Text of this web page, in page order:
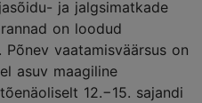
ja jalgsimatkade
on loodud
vaatamisväärsus on
asuv maagiline
12.−15. sajandi